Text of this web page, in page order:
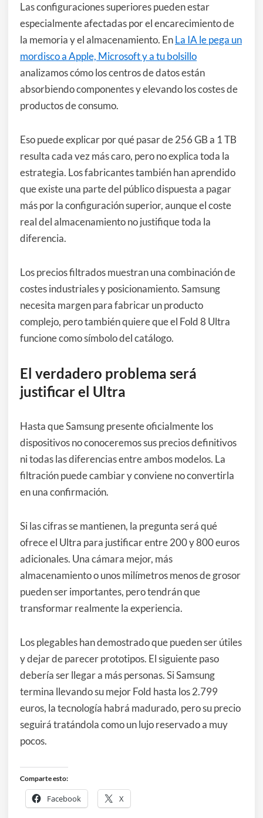
Las configuraciones superiores pueden estar
especialmente afectadas por el encarecimiento de
la memoria y el almacenamiento. EnLa IA le pega un
mordisco a Apple, Microsoft y a tu bolsillo
analizamos cómo los centros de datos están
absorbiendo componentes y elevando los costes de
productos de consumo.
Eso puede explicar por qué pasar de 256 GB a 1 TB
resulta cada vez más caro, pero no explica toda la
estrategia. Los fabricantes también han aprendido
que existe una parte del público dispuesta a pagar
más por la configuración superior, aunque el coste
real del almacenamiento no justifique toda la
diferencia.
Los precios filtrados muestran una combinación de
costes industriales y posicionamiento. Samsung
necesita margen para fabricar un producto
complejo, pero también quiere que el Fold 8 Ultra
funcione como símbolo del catálogo.
El verdadero problema será
justificar el Ultra
Hasta que Samsung presente oficialmente los
dispositivos no conoceremos sus precios definitivos
ni todas las diferencias entre ambos modelos. La
filtración puede cambiar y conviene no convertirla
en una confirmación.
Si las cifras se mantienen, la pregunta será qué
ofrece el Ultra para justificar entre 200 y 800 euros
adicionales. Una cámara mejor, más
almacenamiento o unos milímetros menos de grosor
pueden ser importantes, pero tendrán que
transformar realmente la experiencia.
Los plegables han demostrado que pueden ser útiles
y dejar de parecer prototipos. El siguiente paso
debería ser llegar a más personas. Si Samsung
termina llevando su mejor Fold hasta los 2.799
euros, la tecnología habrá madurado, pero su precio
seguirá tratándola como un lujo reservado a muy
pocos.
Comparte esto:
Facebook X